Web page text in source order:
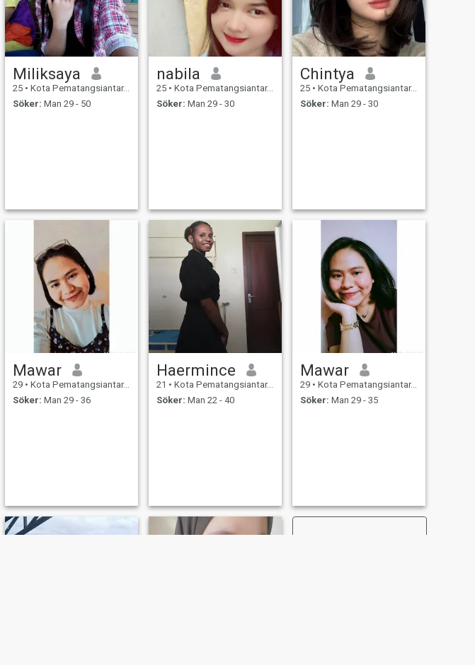
Miliksaya
25 • Kota Pematangsiantar, Sumatera Utara, Indonesien
Söker: Man 29 - 50
nabila
25 • Kota Pematangsiantar, Sumatera Utara, Indonesien
Söker: Man 29 - 30
Chintya
25 • Kota Pematangsiantar, Sumatera Utara, Indonesien
Söker: Man 29 - 30
Mawar
29 • Kota Pematangsiantar, Sumatera Utara, Indonesien
Söker: Man 29 - 36
Haermince
21 • Kota Pematangsiantar, Sumatera Utara, Indonesien
Söker: Man 22 - 40
Mawar
29 • Kota Pematangsiantar, Sumatera Utara, Indonesien
Söker: Man 29 - 35